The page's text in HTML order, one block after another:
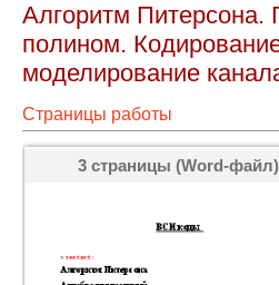
Алгоритм Питерсона.
полином.
моделирование
Страницы работы
3 страницы (Word-файл)